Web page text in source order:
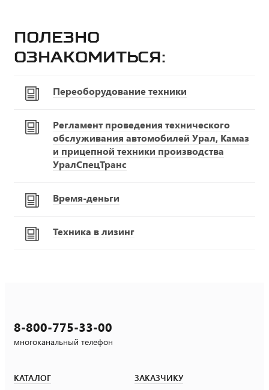
Полезно
ознакомиться:
Переоборудование техники
Регламент проведения технического
обслуживания автомобилей Урал, Камаз
и прицепной техники производства
УралСпецТранс
Время-деньги
Техника в лизинг
8-800-775-33-00
многоканальный телефон
КАТАЛОГ ЗАКАЗЧИКУ